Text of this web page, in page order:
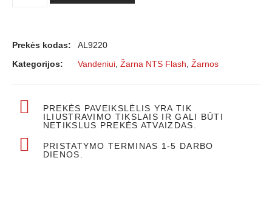
Prekės kodas:
AL9220
Kategorijos:
Vandeniui Žarna NTS Flash Žarnos
PREKĖS PAVEIKSLĖLIS YRA TIK
ILIUSTRAVIMO TIKSLAIS IR GALI BŪTI
NETIKSLUS PREKĖS ATVAIZDAS.
PRISTATYMO TERMINAS 1-5 DARBO
DIENOS.